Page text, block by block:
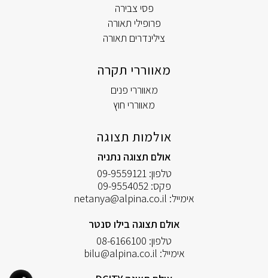
פסי צבירה
פרופילי תאורה
צילינדרים תאורה
מאווררי תקרה
מאווררי פנים
מאווררי חוץ
אולמות תצוגה
אולם תצוגה נתניה
טלפון:09-9559121
פקס:09-9554052
אימייל: netanya@alpina.co.il
אולם תצוגה בילו סנטר
טלפון: 08-6166100
אימייל: bilu@alpina.co.il